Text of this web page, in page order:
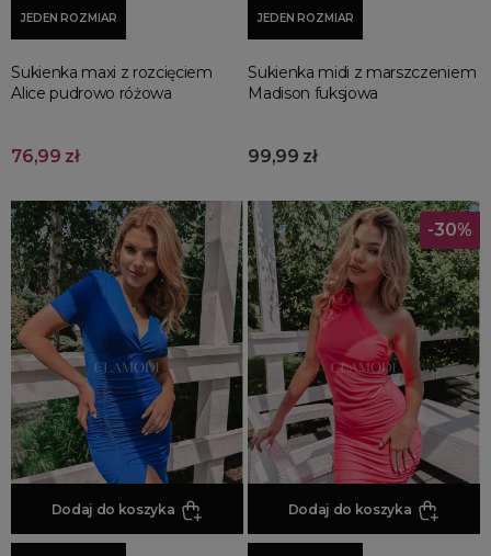
JEDEN ROZMIAR
Sukienka maxi z rozcięciem
Alice pudrowo różowa
76,99 zł
JEDEN ROZMIAR
Sukienka midi z marszczeniem
Madison fuksjowa
99,99 zł
Dodaj do koszyka Dodaj do koszyka
-30%